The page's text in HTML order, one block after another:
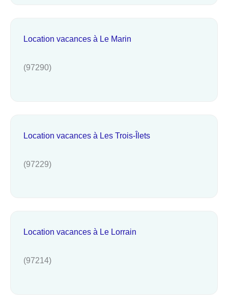
Location vacances à Le Marin
(97290)
Location vacances à Les Trois-Îlets
(97229)
Location vacances à Le Lorrain
(97214)